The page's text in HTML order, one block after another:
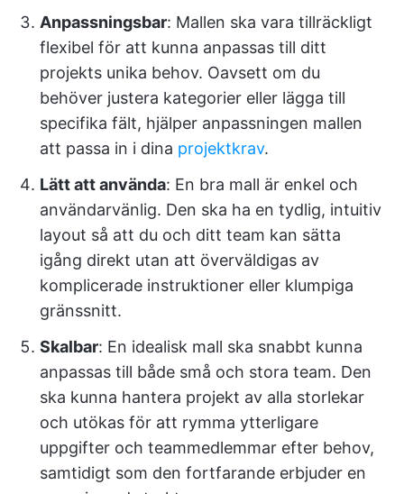
Anpassningsbar: Mallen ska vara tillräckligt
flexibel för att kunna anpassas till ditt
projekts unika behov. Oavsett om du
behöver justera kategorier eller lägga till
specifika fält, hjälper anpassningen mallen
att passa in i dina projektkrav.
Lätt att använda: En bra mall är enkel och
användarvänlig. Den ska ha en tydlig, intuitiv
layout så att du och ditt team kan sätta
igång direkt utan att överväldigas av
komplicerade instruktioner eller klumpiga
gränssnitt.
Skalbar: En idealisk mall ska snabbt kunna
anpassas till både små och stora team. Den
ska kunna hantera projekt av alla storlekar
och utökas för att rymma ytterligare
uppgifter och teammedlemmar efter behov,
samtidigt som den fortfarande erbjuder en